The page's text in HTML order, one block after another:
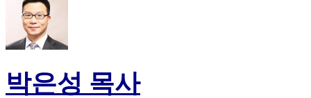
박은성 목사